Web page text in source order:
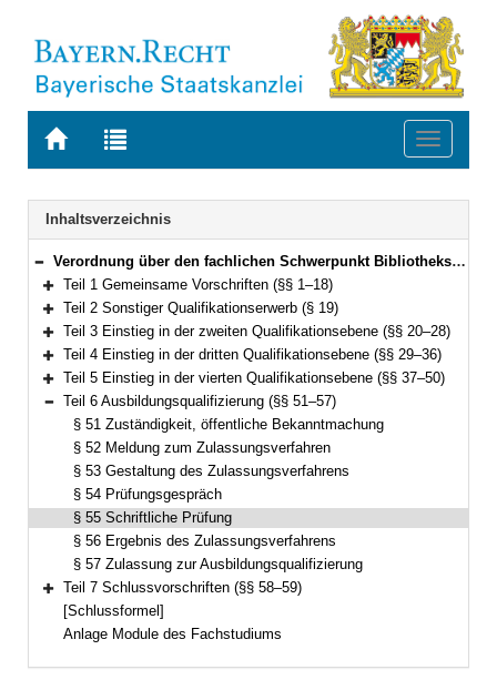
Zur
BAYERN.RECHT
Zur
letzten
Suche
Toggle
Navigation
Inhaltsverzeichnis
Bereich reduzieren
Verordnung über den fachlichen Schwerpunkt Bibliothekswesen (FachV-Bibl)FachV-Bibl Vom 1. September 2015 (GVBl S. 330) BayRS 2038-3-1-10-I/WK (§§ 1–59)
Bereich erweitern
Teil 1 Gemeinsame Vorschriften (§§ 1–18)
Bereich erweitern
Teil 2 Sonstiger Qualifikationserwerb (§ 19)
Bereich erweitern
Teil 3 Einstieg in der zweiten Qualifikationsebene (§§ 20–28)
Bereich erweitern
Teil 4 Einstieg in der dritten Qualifikationsebene (§§ 29–36)
Bereich erweitern
Teil 5 Einstieg in der vierten Qualifikationsebene (§§ 37–50)
Bereich reduzieren
Teil 6 Ausbildungsqualifizierung (§§ 51–57)
§ 51 Zuständigkeit, öffentliche Bekanntmachung
§ 52 Meldung zum Zulassungsverfahren
§ 53 Gestaltung des Zulassungsverfahrens
§ 54 Prüfungsgespräch
§ 55 Schriftliche Prüfung
§ 56 Ergebnis des Zulassungsverfahrens
§ 57 Zulassung zur Ausbildungsqualifizierung
Bereich erweitern
Teil 7 Schlussvorschriften (§§ 58–59)
[Schlussformel]
Anlage Module des Fachstudiums